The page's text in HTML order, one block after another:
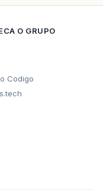
O GRUPO
Codigo